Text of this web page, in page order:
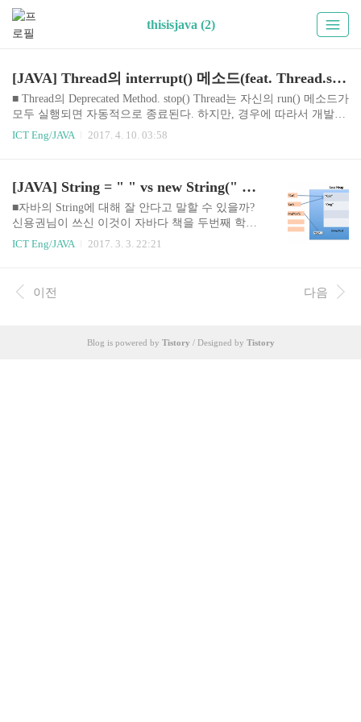
thisisjava (2)
[JAVA] Thread의 interrupt() 메소드(feat. Thread.stop())
■ Thread의 Deprecated Method. stop() Thread는 자신의 run() 메소드가
모두 실행되면 자동적으로 종료된다. 하지만, 경우에 따라서 개발자
는 실행 중인 스레드를 즉시 종료할 필요가 있다. 예를 들어 동영상
을 끝까지 보지 않고, 사용자가 멈춤을 요구하는 경우가 이에 해당한
제공하는 JAVA API 문서를 보면 Deprecated. This method is inherently
unsafe. 를 시작으로 이 메소드가 사라진 자세한 이유가 쓰여져 있다.
이유는 간단히 말해 stop() 메소드로 스레드를 갑자기 종료하게 되..
ICT Eng/JAVA 2017. 4. 10. 03:58
[JAVA] String = " " vs new String(" ") 의 차이
■자바의 String에 대해 잘 안다고 말할 수 있을까?
신용권님이 쓰신 이것이 자바다 책을 두번째 학습
하는 중이다. 확실히 느끼는 건데, 1회독과 2회독의
느낌은 정말 다르다는 것을 느끼면서 책을 읽고 있
것 이라고 확신한다. 오늘 포스팅의 주제는 Java의
String이다. 과연, 웹 개발자를 목표로 Java를 공부
점이다. 아래의 코드에서 몇개의 객체가 생성이 될
ICT Eng/JAVA 2017. 3. 3. 22:21
이전 다음
Blog is powered by Tistory / Designed by Tistory